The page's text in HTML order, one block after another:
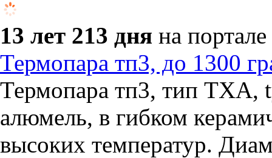
13 лет 213 дня на портале
Термопара тп3, до 1300
​Термопара тп3, тип ТХА,
алюмель, в гибком
высоких температур.